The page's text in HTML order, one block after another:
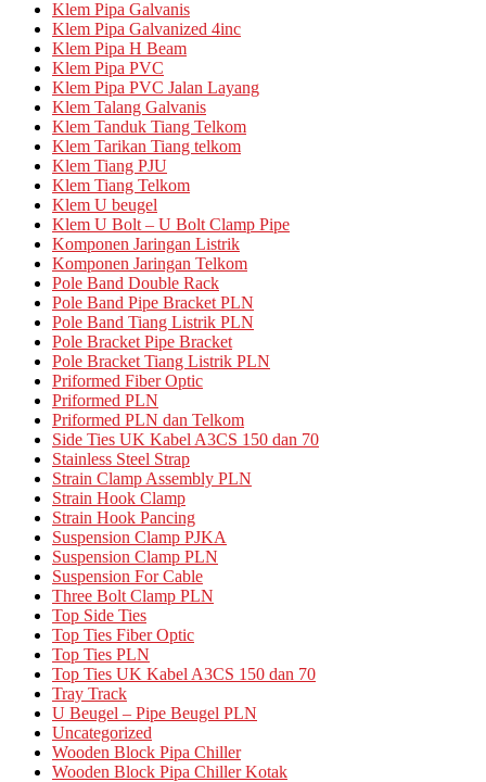
Klem Pipa Galvanis
Klem Pipa Galvanized 4inc
Klem Pipa H Beam
Klem Pipa PVC
Klem Pipa PVC Jalan Layang
Klem Talang Galvanis
Klem Tanduk Tiang Telkom
Klem Tarikan Tiang telkom
Klem Tiang PJU
Klem Tiang Telkom
Klem U beugel
Klem U Bolt – U Bolt Clamp Pipe
Komponen Jaringan Listrik
Komponen Jaringan Telkom
Pole Band Double Rack
Pole Band Pipe Bracket PLN
Pole Band Tiang Listrik PLN
Pole Bracket Pipe Bracket
Pole Bracket Tiang Listrik PLN
Priformed Fiber Optic
Priformed PLN
Priformed PLN dan Telkom
Side Ties UK Kabel A3CS 150 dan 70
Stainless Steel Strap
Strain Clamp Assembly PLN
Strain Hook Clamp
Strain Hook Pancing
Suspension Clamp PJKA
Suspension Clamp PLN
Suspension For Cable
Three Bolt Clamp PLN
Top Side Ties
Top Ties Fiber Optic
Top Ties PLN
Top Ties UK Kabel A3CS 150 dan 70
Tray Track
U Beugel – Pipe Beugel PLN
Uncategorized
Wooden Block Pipa Chiller
Wooden Block Pipa Chiller Kotak